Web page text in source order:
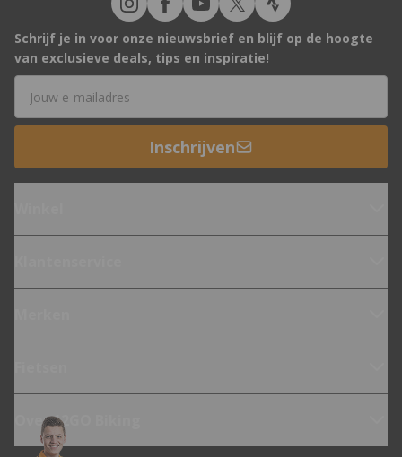
Schrijf je in voor onze nieuwsbrief en blijf op de hoogte
van exclusieve deals, tips en inspiratie!
Inschrijven
Over 12GO Biking